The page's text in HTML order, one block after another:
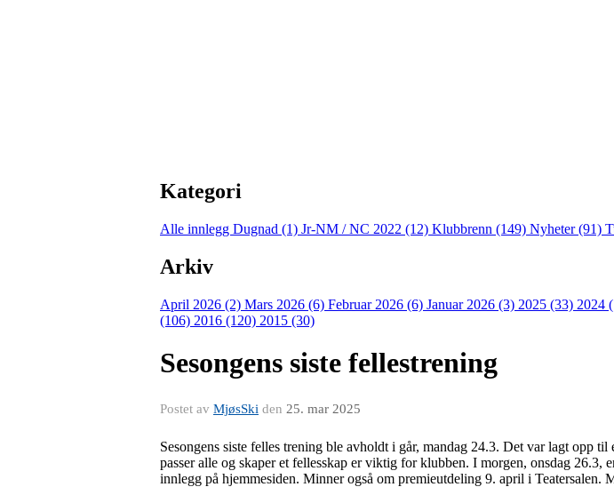
Kategori
Alle innlegg Dugnad (1) Jr-NM / NC 2022 (12) Klubbrenn (149) Nyheter (91)
Arkiv
April 2026 (2) Mars 2026 (6) Februar 2026 (6) Januar 2026 (3) 2025 (33) 2024
(106) 2016 (120) 2015 (30)
Sesongens siste fellestrening
Postet av MjøsSki den 25. mar 2025
Sesongens siste felles trening ble avholdt i går, mandag 24.3. Det var lagt opp
passer alle og skaper et fellesskap er viktig for klubben. I morgen, onsdag 26.3,
innlegg på hjemmesiden. Minner også om premieutdeling 9. april i Teatersalen.